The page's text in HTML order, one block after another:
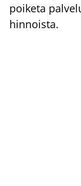
poiketa
hinnoista.